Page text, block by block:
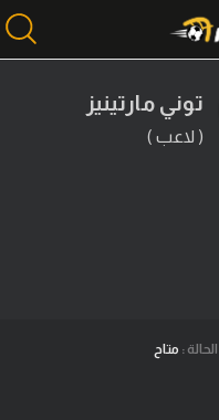
توني مارتينيز
( لاعب )
الحالة : متاح